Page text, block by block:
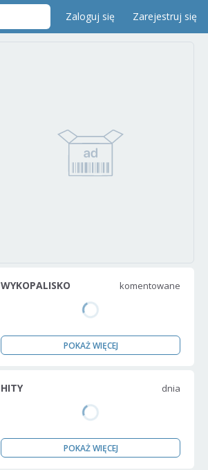
Zaloguj się Zarejestruj się
WYKOPALISKO komentowane
POKAŻ WIĘCEJ
HITY dnia
POKAŻ WIĘCEJ